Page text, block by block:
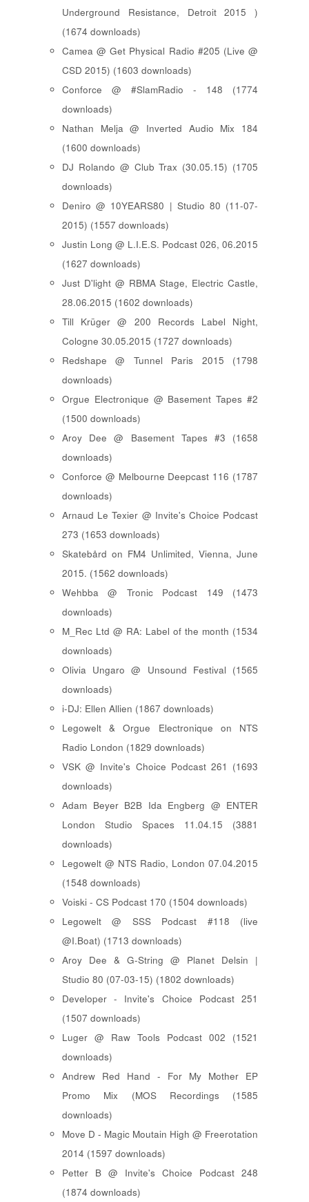
Underground Resistance, Detroit 2015 )
(1674 downloads)
Camea @ Get Physical Radio #205 (Live @
CSD 2015) (1603 downloads)
Conforce @ #SlamRadio - 148 (1774
downloads)
Nathan Melja @ Inverted Audio Mix 184
(1600 downloads)
DJ Rolando @ Club Trax (30.05.15) (1705
downloads)
Deniro @ 10YEARS80 | Studio 80 (11-07-
2015) (1557 downloads)
Justin Long @ L.I.E.S. Podcast 026, 06.2015
(1627 downloads)
Just D'light @ RBMA Stage, Electric Castle,
28.06.2015 (1602 downloads)
Till Krüger @ 200 Records Label Night,
Cologne 30.05.2015 (1727 downloads)
Redshape @ Tunnel Paris 2015 (1798
downloads)
Orgue Electronique @ Basement Tapes #2
(1500 downloads)
Aroy Dee @ Basement Tapes #3 (1658
downloads)
Conforce @ Melbourne Deepcast 116 (1787
downloads)
Arnaud Le Texier @ Invite's Choice Podcast
273 (1653 downloads)
Skatebård on FM4 Unlimited, Vienna, June
2015. (1562 downloads)
Wehbba @ Tronic Podcast 149 (1473
downloads)
M_Rec Ltd @ RA: Label of the month (1534
downloads)
Olivia Ungaro @ Unsound Festival (1565
downloads)
i-DJ: Ellen Allien (1867 downloads)
Legowelt & Orgue Electronique on NTS
Radio London (1829 downloads)
VSK @ Invite's Choice Podcast 261 (1693
downloads)
Adam Beyer B2B Ida Engberg @ ENTER
London Studio Spaces 11.04.15 (3881
downloads)
Legowelt @ NTS Radio, London 07.04.2015
(1548 downloads)
Voiski - CS Podcast 170 (1504 downloads)
Legowelt @ SSS Podcast #118 (live
@I.Boat) (1713 downloads)
Aroy Dee & G-String @ Planet Delsin |
Studio 80 (07-03-15) (1802 downloads)
Developer - Invite's Choice Podcast 251
(1507 downloads)
Luger @ Raw Tools Podcast 002 (1521
downloads)
Andrew Red Hand - For My Mother EP
Promo Mix (MOS Recordings (1585
downloads)
Move D - Magic Moutain High @ Freerotation
2014 (1597 downloads)
Petter B @ Invite's Choice Podcast 248
(1874 downloads)